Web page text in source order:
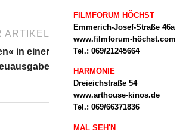
ARTIKEL
in einer
FILMFORUM HÖCHST
Emmerich-Josef-Straße 46a
www.filmforum-höchst.com
Tel.: 069/21245664
HARMONIE
Dreieichstraße 54
www.arthouse-kinos.de
Tel.: 069/66371836
MAL SEH'N